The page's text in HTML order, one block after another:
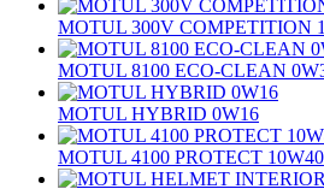
MOTUL 300V COMPETITION
MOTUL 8100 ECO-CLEAN
MOTUL HYBRID 0W16
MOTUL 4100 PROTECT 10W40